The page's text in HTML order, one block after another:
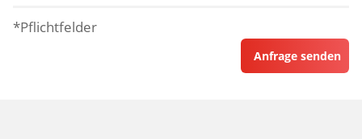
*Pflichtfelder
Anfrage senden